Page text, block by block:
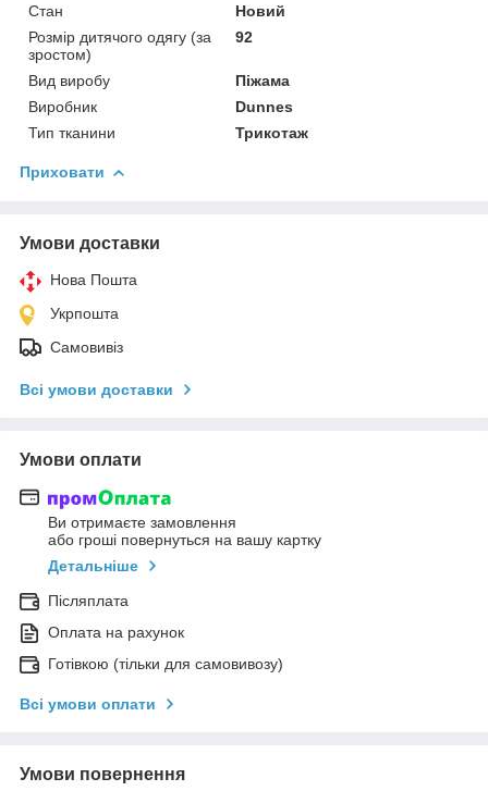
Стан
Новий
Розмір дитячого одягу (за
зростом)
92
Вид виробу
Піжама
Виробник
Dunnes
Тип тканини
Трикотаж
Приховати
Умови доставки
Нова Пошта
Укрпошта
Самовивіз
Всі умови доставки
Умови оплати
Ви отримаєте замовлення
або гроші повернуться на вашу картку
Детальніше
Післяплата
Оплата на рахунок
Готівкою (тільки для самовивозу)
Всі умови оплати
Умови повернення